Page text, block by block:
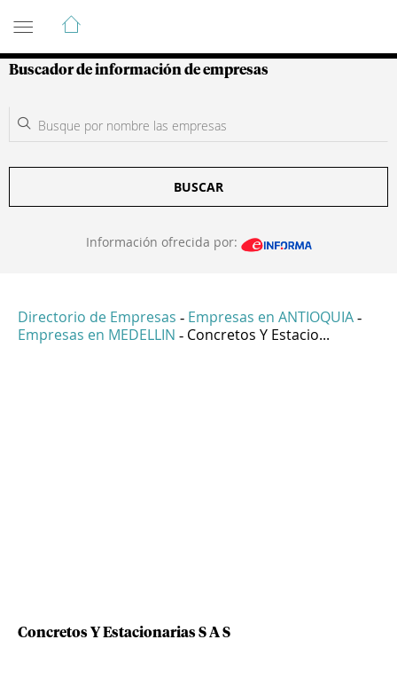
Guía de Empresas Colombianas
Buscador de información de empresas
BUSCAR
Información ofrecida por:
Directorio de Empresas - Empresas en ANTIOQUIA -
Empresas en MEDELLIN - Concretos Y Estacio...
Concretos Y Estacionarias S A S